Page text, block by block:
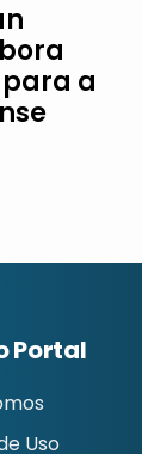
a
Portal
Uso